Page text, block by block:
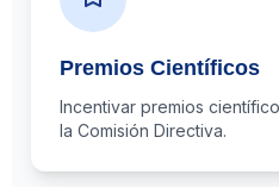
Premios Científicos
Incentivar premios
la Comisión Directiva.